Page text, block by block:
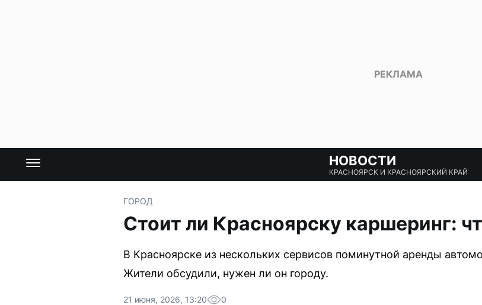
НОВОСТИ
КРАСНОЯРСК И КРАСНОЯРСКИЙ КРАЙ
ГОРОД
Стоит ли Красноярску каршеринг:
В Красноярске из нескольких сервисов поминутной аренды
Жители обсудили, нужен ли он городу.
21 июня, 2026, 13:20 0